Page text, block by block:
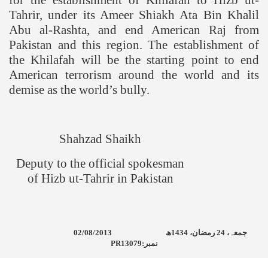
Tahrir, under its Ameer Shiakh Ata Bin Khalil
Abu al-Rashta, and end American Raj from
Pakistan and this region. The establishment of
the Khilafah will be the starting point to end
American terrorism around the world and its
demise as the world’s bully.
Shahzad Shaikh
Deputy to the official spokesman
of Hizb ut-Tahrir in Pakistan
جمعہ، 24 رمضان،1434ھ
02/08/2013
نمبر:PR13079